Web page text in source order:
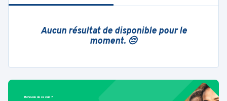
Aucun résultat de disponible pour le
moment. 😔
Bénévole de ce club ?